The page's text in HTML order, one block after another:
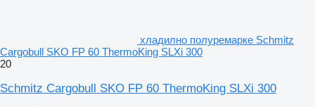
хладилно полуремарке Schmitz
Cargobull SKO FP 60 ThermoKing SLXi 300
20
Schmitz Cargobull SKO FP 60 ThermoKing SLXi 300